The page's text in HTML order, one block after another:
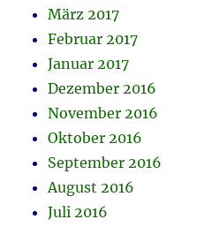
März 2017
Februar 2017
Januar 2017
Dezember 2016
November 2016
Oktober 2016
September 2016
August 2016
Juli 2016